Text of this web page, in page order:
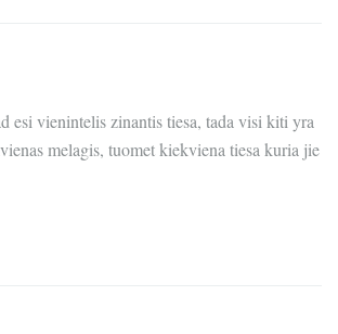
esi vienintelis zinantis tiesa, tada visi kiti yra
melagis, tuomet kiekviena tiesa kuria jie